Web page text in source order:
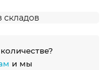
складов
и мы